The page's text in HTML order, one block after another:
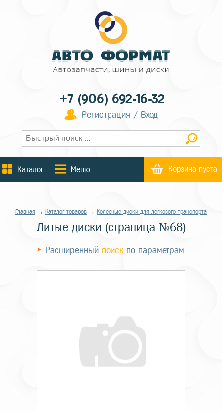
+7 (906) 692-16-32
Регистрация / Вход
Каталог Меню Корзина пуста
Главная → Каталог товаров → Колесные диски для легкового транспорта
Литые диски (страница №68)
Расширенный поиск по параметрам